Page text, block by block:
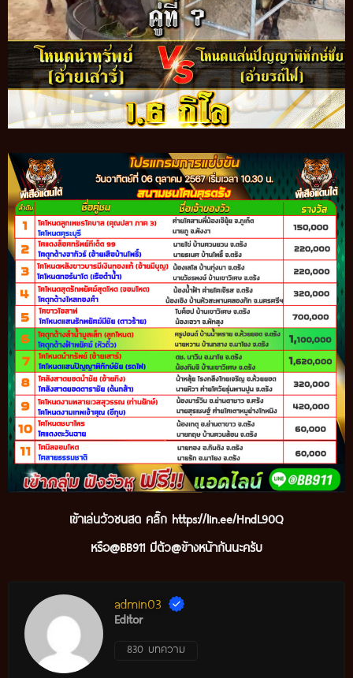
เข้าเล่นวัวชนสด คลิ๊ก https://lin.ee/HndL90Q
หรือ@BB911 มีตัว@ข้างหน้ากันนะครับ
admin03
Editor
830 บทความ